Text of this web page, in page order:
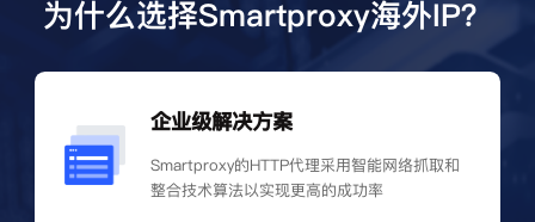
为什么选择Smartproxy海外IP？
企业级解决方案
Smartproxy的HTTP代理采用智能网络抓取和
整合技术算法以实现更高的成功率